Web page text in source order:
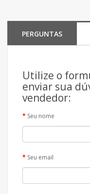
PERGUNTAS
Utilize o
enviar sua
vendedor:
Seu nome
Seu email